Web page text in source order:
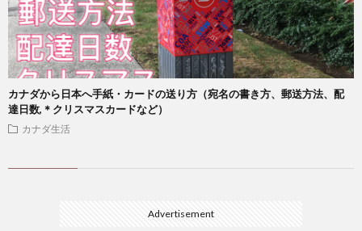
カナダから日本へ手紙・カードの送り方（宛名の書き方、郵送方法、配
達日数,＊クリスマスカードなど）
カナダ生活
Advertisement